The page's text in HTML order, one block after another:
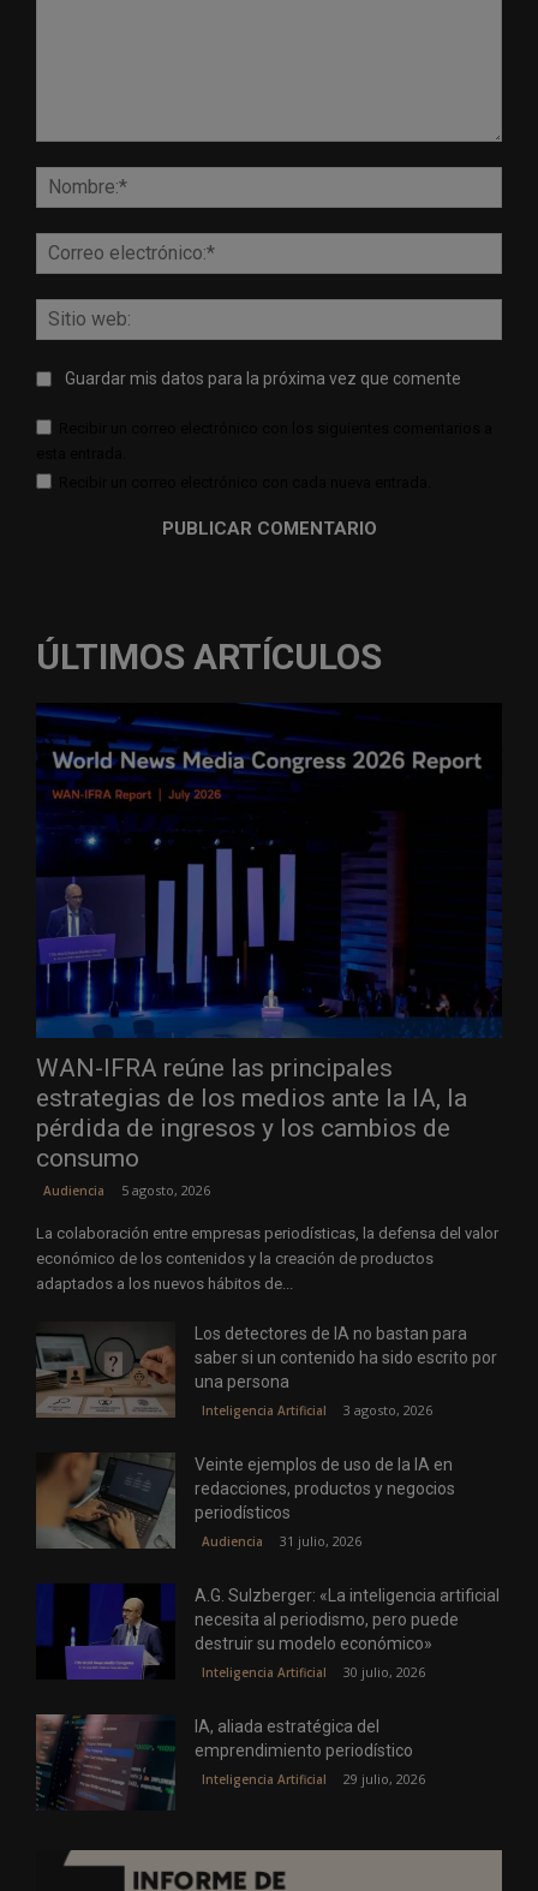
Guardar mis datos para la próxima vez que comente
ÚLTIMOS ARTÍCULOS
WAN-IFRA reúne las principales
estrategias de los medios ante la IA, la
pérdida de ingresos y los cambios de
consumo
Audiencia 5 agosto, 2026
La colaboración entre empresas periodísticas, la defensa del valor
económico de los contenidos y la creación de productos
adaptados a los nuevos hábitos de...
Los detectores de IA no bastan para
saber si un contenido ha sido escrito por
una persona
Inteligencia Artificial 3 agosto, 2026
Veinte ejemplos de uso de la IA en
redacciones, productos y negocios
periodísticos
Audiencia 31 julio, 2026
A.G. Sulzberger: «La inteligencia artificial
necesita al periodismo, pero puede
destruir su modelo económico»
Inteligencia Artificial 30 julio, 2026
IA, aliada estratégica del
emprendimiento periodístico
Inteligencia Artificial 29 julio, 2026